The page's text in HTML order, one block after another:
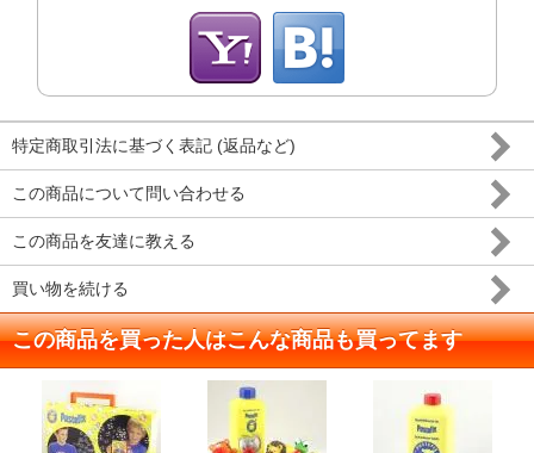
特定商取引法に基づく表記 (返品など)
この商品について問い合わせる
この商品を友達に教える
買い物を続ける
この商品を買った人はこんな商品も買ってます